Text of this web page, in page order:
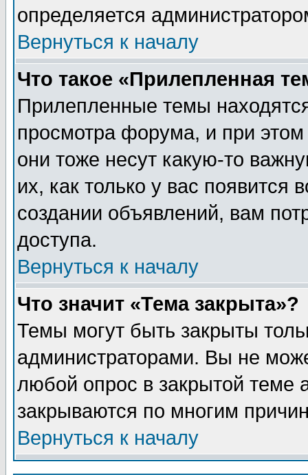
определяется
Вернуться к началу
Что такое «Прилепленная
Прилепленные темы
просмотра форума, и при
они тоже несут какую-то
их, как только у вас появится
создании объявлений, вам
доступа.
Вернуться к началу
Что значит «Тема закрыта»?
Темы могут быть закрыты
администраторами. Вы не
любой опрос в закрытой теме
закрываются по многим
Вернуться к началу